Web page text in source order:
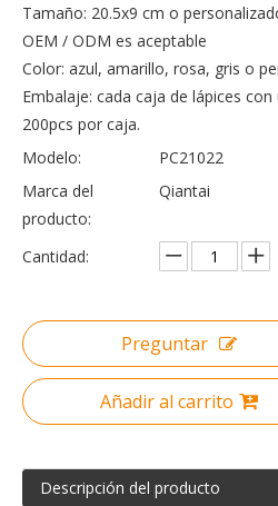
Tamaño: 20.5x9 cm o
OEM / ODM es aceptable
Color: azul, amarillo, rosa, gris o
Embalaje: cada caja de lápices
200pcs por caja.
Modelo:
PC21022
Marca del
producto:
Qiantai
Cantidad:
Preguntar
Añadir al carrito
Descripción del producto